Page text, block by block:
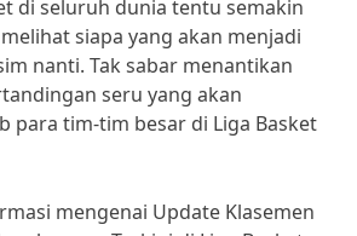
di seluruh dunia tentu semakin
siapa yang akan menjadi
nanti. Tak sabar menantikan
seru yang akan
para tim-tim besar di Liga Basket
mengenai Update Klasemen